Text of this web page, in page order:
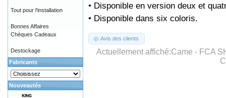
• Disponible en version deux et
• Disponible dans six coloris.
Avis des clients
Actuellement affiché:Came - FCA
Tout pour l'installation
Bonnes Affaires
Chèques Cadeaux
Destockage
Fabricants
Nouveautés